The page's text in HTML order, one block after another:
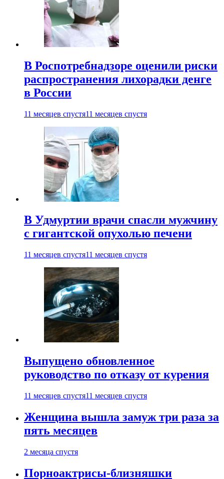
В Роспотребнадзоре оценили риски
распространения лихорадки денге
в России
11 месяцев спустя11 месяцев спустя
В Удмуртии врачи спасли мужчину
с гигантской опухолью печени
11 месяцев спустя11 месяцев спустя
Выпущено обновленное
руководство по отказу от курения
11 месяцев спустя11 месяцев спустя
Женщина вышла замуж три раза за
пять месяцев
2 месяца спустя
Порноактрисы-близняшки